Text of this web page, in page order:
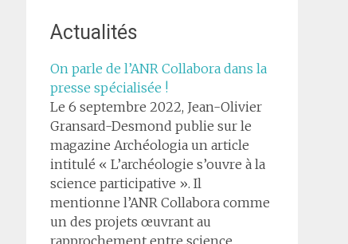
Actualités
On parle de l’ANR Collabora dans la
presse spécialisée !
Le 6 septembre 2022, Jean-Olivier
Gransard-Desmond publie sur le
magazine Archéologia un article
intitulé « L’archéologie s’ouvre à la
science participative ». Il
mentionne l’ANR Collabora comme
un des projets œuvrant au
rapprochement entre science